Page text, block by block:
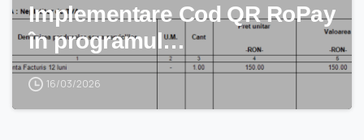
Implementare Cod QR RoPay
în programul…
16/03/2026